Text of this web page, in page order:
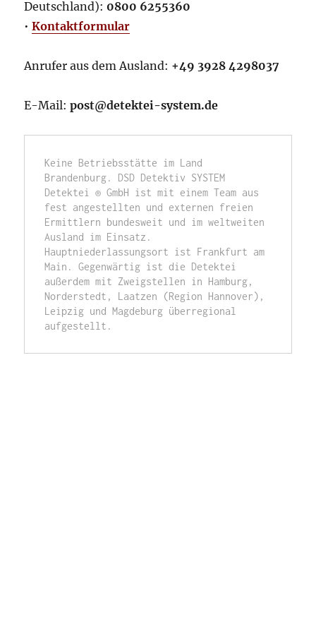
Deutschland): 0800 6255360
•Kontaktformular
Anrufer aus dem Ausland: +49 3928 4298037
E-Mail:post@detektei-system.de
Keine Betriebsstätte im Land
Brandenburg. DSD Detektiv SYSTEM
Detektei ® GmbH ist mit einem Team aus
fest angestellten und externen freien
Ermittlern bundesweit und im weltweiten
Ausland im Einsatz.
Hauptniederlassungsort ist Frankfurt am
Main. Gegenwärtig ist die Detektei
außerdem mit Zweigstellen in Hamburg,
Norderstedt, Laatzen (Region Hannover),
Leipzig und Magdeburg überregional
aufgestellt.